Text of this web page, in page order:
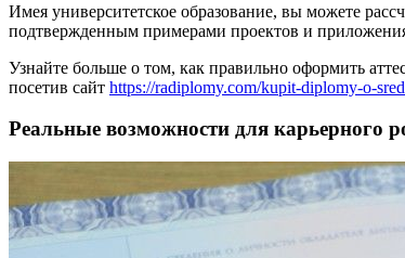
Имея университетское образование, вы можете
подтвержденным примерами проектов и
Узнайте больше о том, как правильно оформить
посетив сайт https://radiplomy.com/kupit-diplomy-o-
Реальные возможности для карьерного